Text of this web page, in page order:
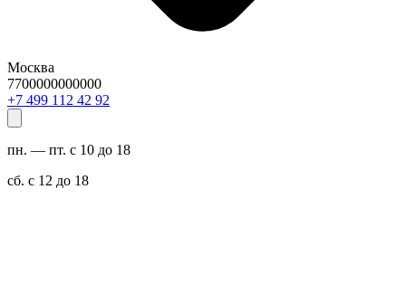
Москва
7700000000000
29 24 211 994 7+
пн. — пт. с 10 до 18
сб. с 12 до 18